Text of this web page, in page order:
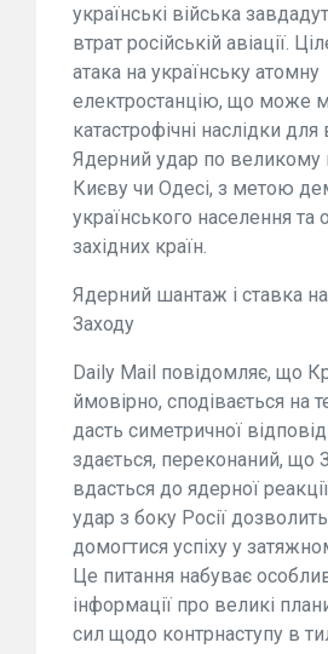
українські війська
втрат російській авіації.
атака на українську атомну
електростанцію, що може
катастрофічні наслідки для
Ядерний удар по великому
Києву чи Одесі, з метою
українського населення та
західних країн.
Ядерний шантаж і ставка на
Заходу
Daily Mail повідомляє, що
ймовірно, сподівається на
дасть симетричної
здається, переконаний, що
вдасться до ядерної
удар з боку Росії
домогтися успіху у
Це питання набуває
інформації про великі
сил щодо контрнаступу в